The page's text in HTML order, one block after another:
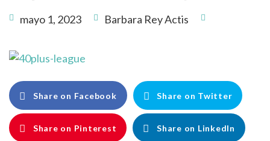
mayo 1, 2023 Barbara Rey Actis
Share on Facebook Share on Twitter
Share on Pinterest Share on LinkedIn